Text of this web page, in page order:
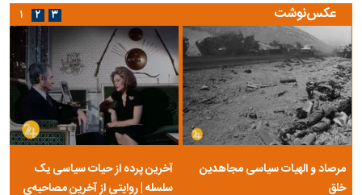
عکس‌نوشت
مرصاد و الهیات سیاسی مجاهدین
خلق
آخرین پرده از حیات سیاسی یک
سلسله | روایتی از آخرین مصاحبه‌ی
۱ ۲ ۳